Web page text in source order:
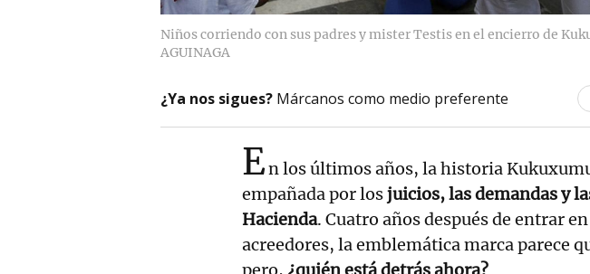
Niños corriendo con sus padres y mister Testis en el encierro de
AGUINAGA
¿Ya nos sigues? Márcanos como medio preferente
En los últimos años, la historia
empañada por losjuicios, las demandas y
Hacienda. Cuatro años después de entrar
acreedores, la emblemática marca parece
pero, ¿quién está detrás ahora?